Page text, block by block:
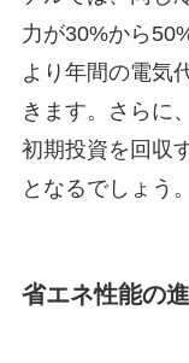
力が30%から
より年間の電気
きます。さらに
初期投資を回収
となるでしょう。
省エネ性能の